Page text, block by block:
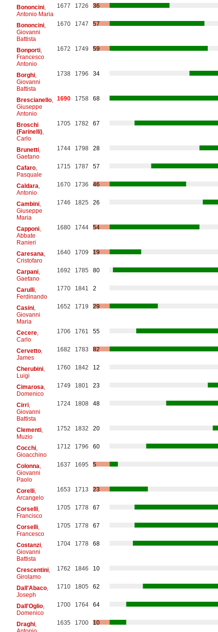
Bononcini,
Antonio Maria
1677 1726 36
Bononcini,
Giovanni
Battista
1670 1747 57
Bonporti,
Francesco
Antonio
1672 1749 59
Borghi,
Giovanni
Battista
1738 1796 34
Brescianello,
Giuseppe
Antonio
1690 1758 68
Broschi
(Farinelli),
Carlo
1705 1782 67
Brunetti,
Gaetano
1744 1798 28
Cafaro,
Pasquale
1715 1787 57
Caldara
Antonio
1670 1736 46
Cambini,
Giuseppe
Maria
1746 1825 26
Capponi,
Abbate
Ranieri
1680 1744 54
Caresana
Cristofaro
1640 1709 19
Carpani,
Gaetano
1692 1785 80
Carulli,
Ferdinando
1770 1841 2
Casini,
Giovanni
Maria
1652 1719 29
Cecere,
Carlo
1706 1761 55
Cervetto,
James
1682 1783 82
Cherubini,
Luigi
1760 1842 12
Cimarosa
Domenico
1749 1801 23
Cirri,
Giovanni
Battista
1724 1808 48
Clementi,
Muzio
1752 1832 20
Cocchi,
Gioacchino
1712 1796 60
Colonna
Giovanni
Paolo
1637 1695 5
Corelli,
Arcangelo
1653 1713 23
Corselli,
Francisco
1705 1778 67
Corselli,
Francesco
1705 1778 67
Costanzi,
Giovanni
Battista
1704 1778 68
Crescentini,
Girolamo
1762 1846 10
Dall'Abaco,
Joseph
1710 1805 62
Dall'Oglio,
Domenico
1700 1764 64
Draghi,
1635 1700 10